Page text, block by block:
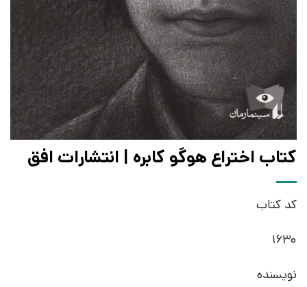
کتاب اختراع هوگو کابره | انتشارات افق
کد کتاب
1630
نویسنده